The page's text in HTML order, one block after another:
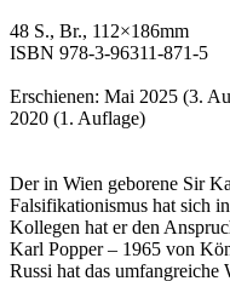
48 S., Br., 112×186mm
ISBN 978-3-96311-871-5
Erschienen: Mai 2025 (3.
2020 (1. Auflage)
Der in Wien geborene Sir
Falsifikationismus hat sich
Kollegen hat er den
Karl Popper – 1965 von
Russi hat das umfangreiche